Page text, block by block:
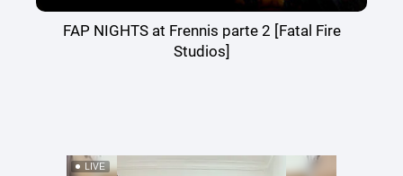
FAP NIGHTS at Frennis parte 2 [Fatal Fire
Studios]